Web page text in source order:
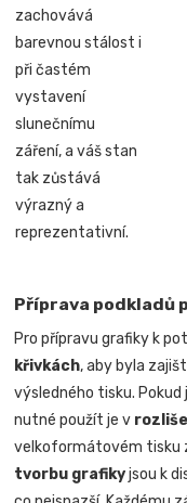
zachovává
barevnou stálost i
při častém
vystavení
slunečnímu
záření, a váš stan
tak zůstává
výrazný a
reprezentativní.
Příprava podkladů
Pro přípravu grafiky k
křivkách, aby byla
výsledného tisku.
nutné použít je v
velkoformátovém tisku
tvorbu grafikyjsou k